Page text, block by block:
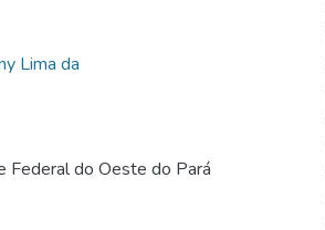
Lima da
Federal do Oeste do Pará